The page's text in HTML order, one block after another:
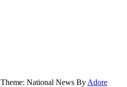
Theme: National News By Adore